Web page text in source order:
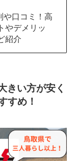
や口コミ！高
やデメリッ
紹介
きい方が安く
すめ！